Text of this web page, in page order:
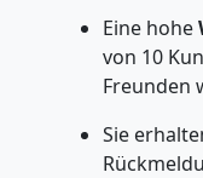
Eine hohe
von 10
Freunden
Sie